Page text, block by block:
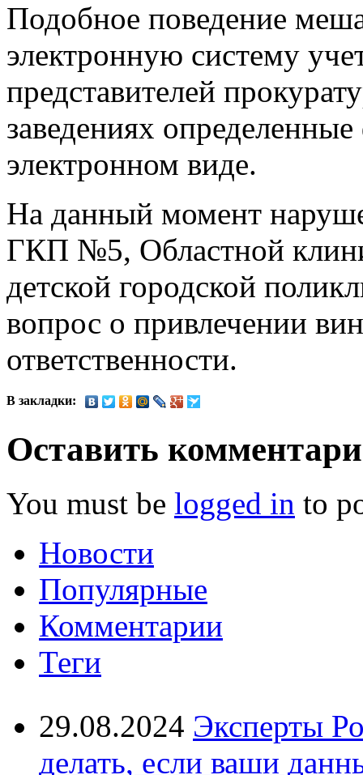
Подобное поведение
электронную систему
представителей
заведениях
электронном виде.
На данный момент
ГКП №5, Областной
детской городской
вопрос о привлечении
ответственности.
В закладки:
Оставить
You must be logged in to
Новости
Популярные
Комментарии
Теги
29.08.2024 Эксперты
делать, если ваши